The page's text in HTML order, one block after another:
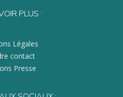
PLUS :
Légales
contact
Presse